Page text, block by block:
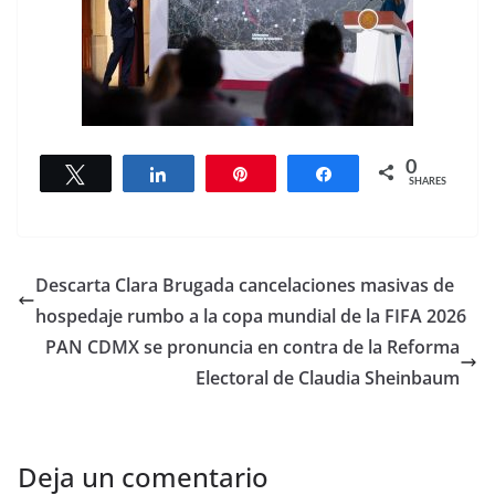
Share 0
SHARES
Descarta Clara Brugada cancelaciones masivas de
hospedaje rumbo a la copa mundial de la FIFA 2026
PAN CDMX se pronuncia en contra de la Reforma
Electoral de Claudia Sheinbaum
Deja un comentario